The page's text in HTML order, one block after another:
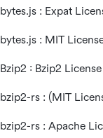
bytes.js : Expat
bytes.js : MIT
Bzip2 : Bzip2 License
bzip2-rs : (MIT
bzip2-rs : Apache